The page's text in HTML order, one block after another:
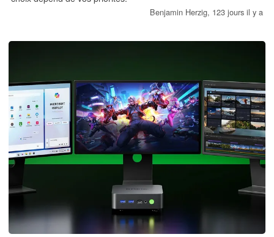
Benjamin Herzig, 123 jours il y a